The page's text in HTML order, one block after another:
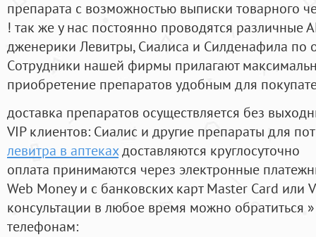
препарата с возможностью выписки товарного
! так же у нас постоянно проводятся
дженерики Левитры, Сиалиса и Силденафила по
Cотрудники нашей фирмы прилагают
приобретение препаратов удобным для
доставка препаратов осуществляется без
VIP клиентов: Сиалис и другие препараты для
левитра в аптекахдоставляются круглосуточно
оплата принимаются через электронные
Web Money и с банковских карт Master Card или
консультации в любое время можно обратиться
телефонам: